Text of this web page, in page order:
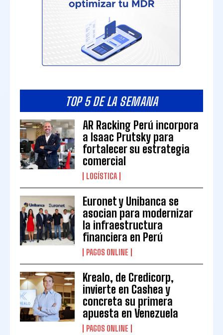
TOP 5 DE LA SEMANA
AR Racking Perú incorpora
a Isaac Prutsky para
fortalecer su estrategia
comercial
LOGÍSTICA
Euronet y Unibanca se
asocian para modernizar
la infraestructura
financiera en Perú
PAGOS ONLINE
Krealo, de Credicorp,
invierte en Cashea y
concreta su primera
apuesta en Venezuela
PAGOS ONLINE